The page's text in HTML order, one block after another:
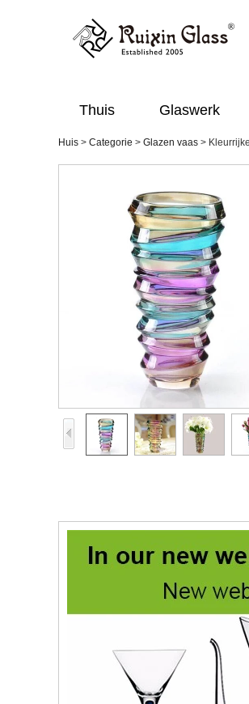
Thuis Glaswerk
Huis > Categorie > Glazen vaas >